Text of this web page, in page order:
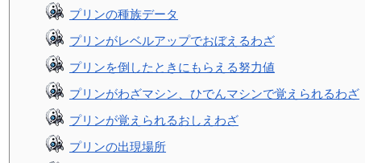
プリンの種族データ
プリンがレベルアップでおぼえるわざ
プリンを倒したときにもらえる努力値
プリンがわざマシン、ひでんマシンで覚えられるわざ
プリンが覚えられるおしえわざ
プリンの出現場所